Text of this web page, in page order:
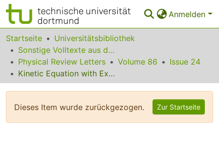
Anmelden
Bereiche & Sammlungen
Das gesamte Repositorium
Statistiken
Startseite
Universitätsbibliothek
Sonstige Volltexte aus dem Bibliotheksangebot
Physical Review Letters
Volume 86
Issue 24
Kinetic Equation with Exact Charge Conservation
Dieses Item wurde zurückgezogen. Zur Startseite